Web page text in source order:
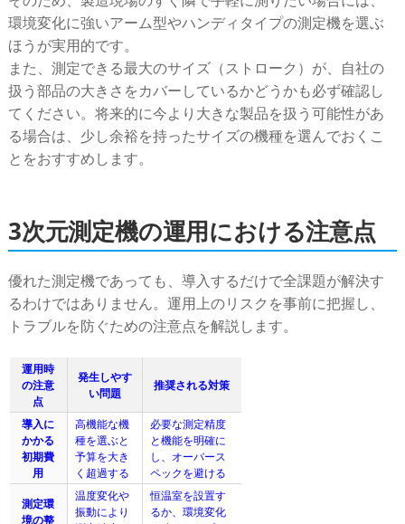
環境変化に強いアーム型やハンディタイプの測定機を選ぶ
ほうが実用的です。
また、測定できる最大のサイズ（ストローク）が、自社の
扱う部品の大きさをカバーしているかどうかも必ず確認し
てください。将来的に今より大きな製品を扱う可能性があ
る場合は、少し余裕を持ったサイズの機種を選んでおくこ
とをおすすめします。
3次元測定機の運用における注意点
優れた測定機であっても、導入するだけで全課題が解決す
るわけではありません。運用上のリスクを事前に把握し、
トラブルを防ぐための注意点を解説します。
運用時
の注意
点
発生しやす
い問題
推奨される対策
導入に
かかる
初期費
用
高機能な機
種を選ぶと
予算を大き
く超過する
必要な測定精度
と機能を明確に
し、オーバース
ペックを避ける
測定環
境の整
温度変化や
振動により
恒温室を設置す
るか、環境変化